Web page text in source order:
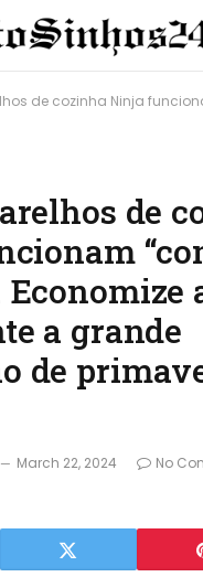
funcionam “como mágica”. Economize até US$ 90 durante a
de
Economize
a grande
de
March 22, 2024
No